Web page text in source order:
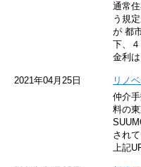
東京臨海高速鉄道
東急世田谷線
通常
う規
が 都
下、
金利
2021年04月25日
リノ
仲介
料の
され
上記